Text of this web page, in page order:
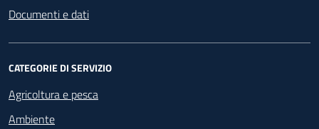
Documenti e dati
CATEGORIE DI SERVIZIO
Agricoltura e pesca
Ambiente